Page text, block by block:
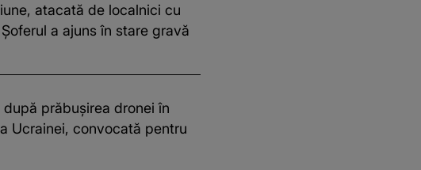
atacată de localnici cu
prăbușirea dronei în
Ucrainei, convocată pentru